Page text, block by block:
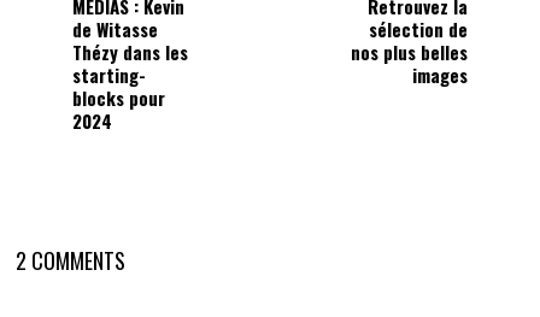
MÉDIAS : Kevin
de Witasse
Thézy dans les
starting-
blocks pour
2024
Retrouvez la
sélection de
nos plus belles
images
2 COMMENTS